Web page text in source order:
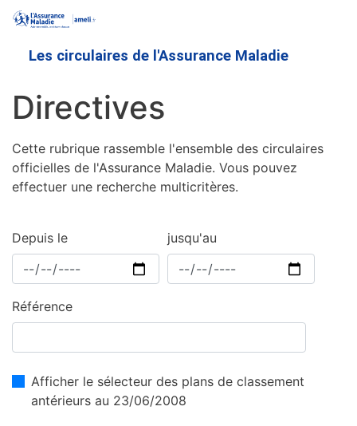
contenu
Les circulaires de l'Assurance Maladie
Directives
Cette rubrique rassemble l'ensemble des circulaires
officielles de l'Assurance Maladie. Vous pouvez
effectuer une recherche multicritères.
Depuis le jusqu'au
Référence
Afficher le sélecteur des plans de classement
antérieurs au 23/06/2008